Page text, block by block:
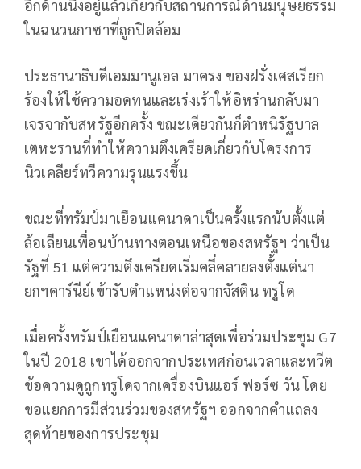
อีกด้านนึงอยู่แล้วเกี่ยวกับสถานการณ์ด้านมนุษยธรรม
ในฉนวนกาซาที่ถูกปิดล้อม
ประธานาธิบดีเอมมานูเอล มาครง ของฝรั่งเศสเรียก
ร้องให้ใช้ความอดทนและเร่งเร้าให้อิหร่านกลับมา
เจรจากับสหรัฐอีกครั้ง ขณะเดียวกันก็ตำหนิรัฐบาล
เตหะรานที่ทำให้ความตึงเครียดเกี่ยวกับโครงการ
นิวเคลียร์ทวีความรุนแรงขึ้น
ขณะที่ทรัมป์มาเยือนแคนาดาเป็นครั้งแรกนับตั้งแต่
ล้อเลียนเพื่อนบ้านทางตอนเหนือของสหรัฐฯ ว่าเป็น
รัฐที่ 51 แต่ความตึงเครียดเริ่มคลี่คลายลงตั้งแต่นา
ยกฯคาร์นีย์เข้ารับตำแหน่งต่อจากจัสติน ทรูโด
เมื่อครั้งทรัมป์เยือนแคนาดาล่าสุดเพื่อร่วมประชุม G7
ในปี 2018 เขาได้ออกจากประเทศก่อนเวลาและทวีต
ข้อความดูถูกทรูโดจากเครื่องบินแอร์ ฟอร์ซ วัน โดย
ขอแยกการมีส่วนร่วมของสหรัฐฯ ออกจากคำแถลง
สุดท้ายของการประชุม